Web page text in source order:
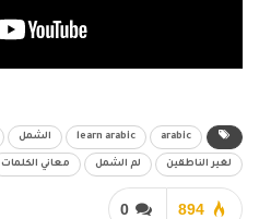
arabic
learn arabic الشمل
لغير الناطقين لم الشمل معاني الكلمات
0 894